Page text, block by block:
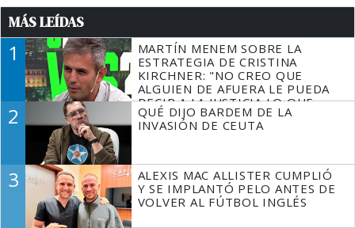
MÁS LEÍDAS
1
MARTÍN MENEM SOBRE LA
ESTRATEGIA DE CRISTINA
KIRCHNER: "NO CREO QUE
ALGUIEN DE AFUERA LE PUEDA
DECIR A LA JUSTICIA LO QUE
TIENE QUE HACER"
2
QUÉ DIJO BARDEM DE LA
INVASIÓN DE CEUTA
3
ALEXIS MAC ALLISTER CUMPLIÓ
Y SE IMPLANTÓ PELO ANTES DE
VOLVER AL FÚTBOL INGLÉS